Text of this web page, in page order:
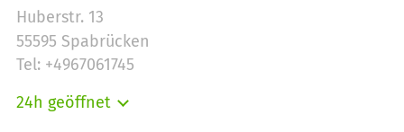
Huberstr. 13
55595 Spabrücken
Tel: +4967061745
24h geöffnet